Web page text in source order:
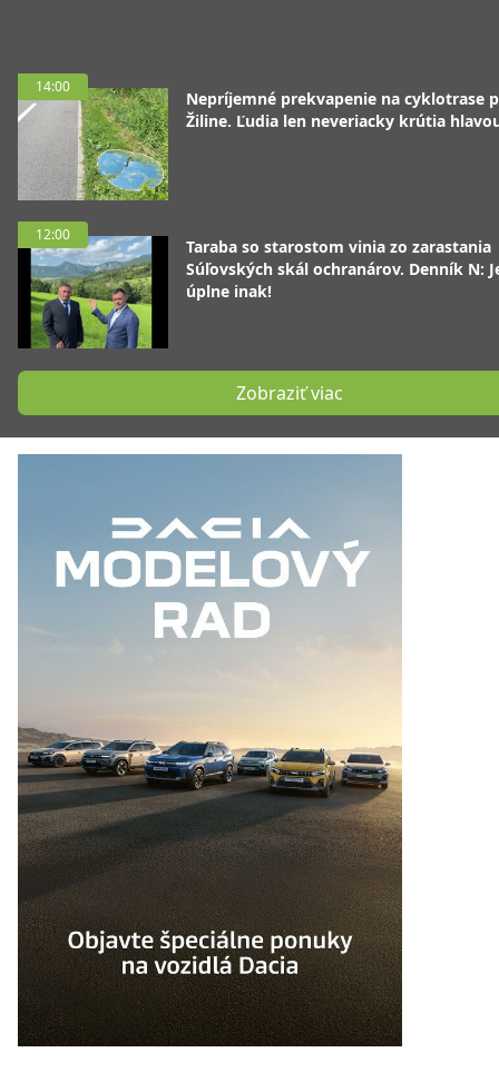
14:00
Nepríjemné prekvapenie na cyklotrase
Žiline. Ľudia len neveriacky krútia
12:00
Taraba so starostom vinia zo zarastania
Súľovských skál ochranárov. Denník N:
úplne inak!
Zobraziť viac